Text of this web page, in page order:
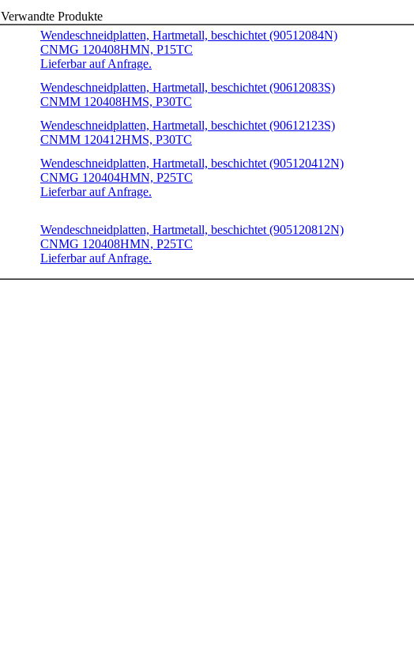
Verwandte Produkte
Wendeschneidplatten, Hartmetall, beschichtet (90512084N)
CNMG 120408HMN, P15TC
Lieferbar auf Anfrage.
Wendeschneidplatten, Hartmetall, beschichtet (90612083S)
CNMM 120408HMS, P30TC
Wendeschneidplatten, Hartmetall, beschichtet (90612123S)
CNMM 120412HMS, P30TC
Wendeschneidplatten, Hartmetall, beschichtet (905120412N)
CNMG 120404HMN, P25TC
Lieferbar auf Anfrage.
Wendeschneidplatten, Hartmetall, beschichtet (905120812N)
CNMG 120408HMN, P25TC
Lieferbar auf Anfrage.